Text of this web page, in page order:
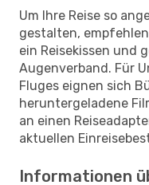
Um Ihre Reise so
gestalten,
ein Reisekissen und
Augenverband. Für
Fluges eignen sich
heruntergeladene
an einen
aktuellen
Informationen